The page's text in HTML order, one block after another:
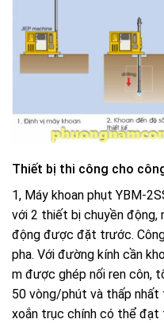
Thiết bị thi công cho
1, Máy khoan phụt YBM-
với 2 thiết bị chuyền
động được đặt trước.
pha. Với đường kính cần
m được ghép nối ren côn,
50 vòng/phút và thấp
xoắn trục chính có thể